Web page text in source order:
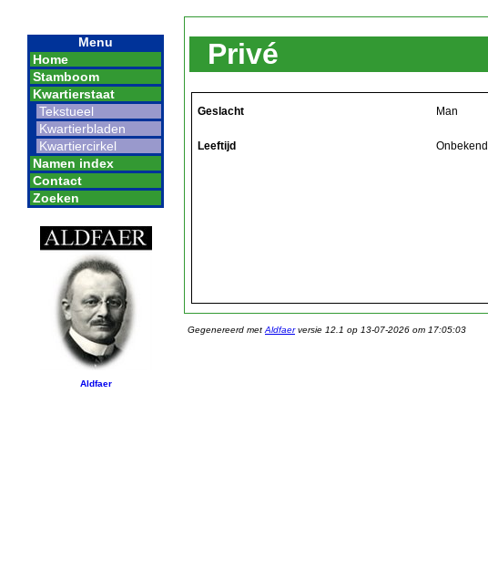
Menu
Home
Stamboom
Kwartierstaat
Tekstueel
Kwartierbladen
Kwartiercirkel
Namen index
Contact
Zoeken
Aldfaer
Privé
Geslacht Man
Leeftijd Onbekend
Gegenereerd met Aldfaerversie 12.1 op 13-07-2026 om 17:05:03